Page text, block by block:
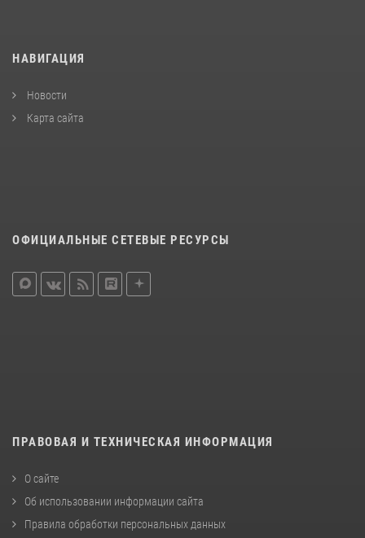
НАВИГАЦИЯ
Новости
Карта сайта
ОФИЦИАЛЬНЫЕ СЕТЕВЫЕ РЕСУРСЫ
ПРАВОВАЯ И ТЕХНИЧЕСКАЯ ИНФОРМАЦИЯ
О сайте
Об использовании информации сайта
Правила обработки персональных данных